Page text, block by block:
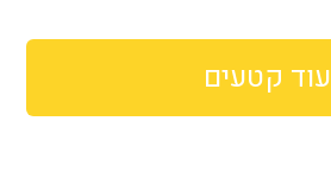
עוד קטעים